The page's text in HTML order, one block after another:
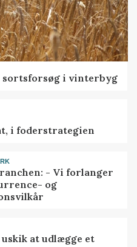
sortsforsøg i vinterbyg
i foderstrategien
- Vi forlanger
og
uskik at udlægge et